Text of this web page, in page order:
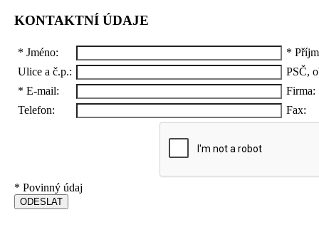
KONTAKTNÍ ÚDAJE
* Jméno: *
Ulice a č.p.:
PSČ,
* E-mail:
Firma:
Telefon:
Fax:
* Povinný údaj